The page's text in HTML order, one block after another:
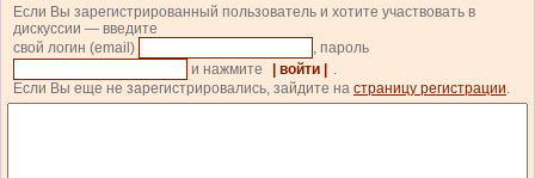
Если Вы зарегистрированный пользователь и хотите участвовать в
дискуссии — введите
свой логин (email)
, пароль
и нажмите
| войти |
.
Если Вы еще не зарегистрировались, зайдите на страницу регистрации.